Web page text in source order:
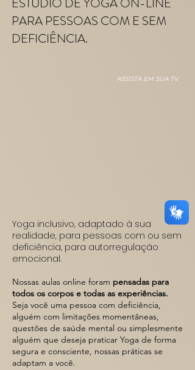
PARA PESSOAS COM E SEM
DEFICIÊNCIA.
ASSISTA EM SUA TV
Yoga inclusivo, adaptado à sua
realidade, para pessoas com ou sem
deficiência, para autorregulação
emocional.​
Nossas aulas online foram pensadas para
todos os corpos e todas as experiências.
Seja você uma pessoa com deficiência,
alguém com limitações momentâneas,
questões de saúde mental ou simplesmente
alguém que deseja praticar Yoga de forma
segura e consciente, nossas práticas se
adaptam a você.